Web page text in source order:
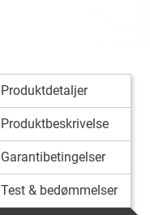
Produktdetaljer
Produktbeskrivelse
Garantibetingelser
Test & bedømmelser